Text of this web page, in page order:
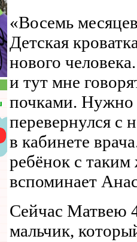
«Восемь
Детская
нового
и тут мне
почками. Нужно
перевернулся с
в кабинете
ребёнок с
вспоминает
Сейчас Матвею
мальчик,